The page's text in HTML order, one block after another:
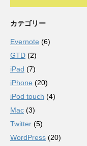
カテゴリー
Evernote (6)
GTD (2)
iPad (7)
iPhone (20)
iPod touch (4)
Mac (3)
Twitter (5)
WordPress (20)